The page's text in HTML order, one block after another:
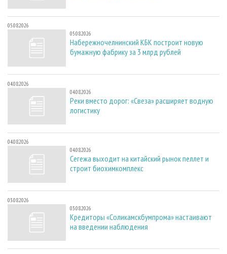
05.08.2026
05.08.2026
Набережночелнинский КБК построит новую
бумажную фабрику за 3 млрд рублей
04.08.2026
04.08.2026
Реки вместо дорог: «Свеза» расширяет водную
логистику
04.08.2026
04.08.2026
Сегежа выходит на китайский рынок пеллет и
строит биохимкомплекс
03.08.2026
03.08.2026
Кредиторы «Соликамскбумпрома» настаивают
на введении наблюдения